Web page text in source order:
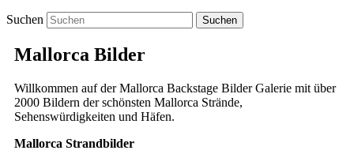
Suchen
Mallorca Bilder
Willkommen auf der Mallorca Backstage Bilder Galerie mit über
2000 Bildern der schönsten Mallorca Strände,
Sehenswürdigkeiten und Häfen.
Mallorca Strandbilder